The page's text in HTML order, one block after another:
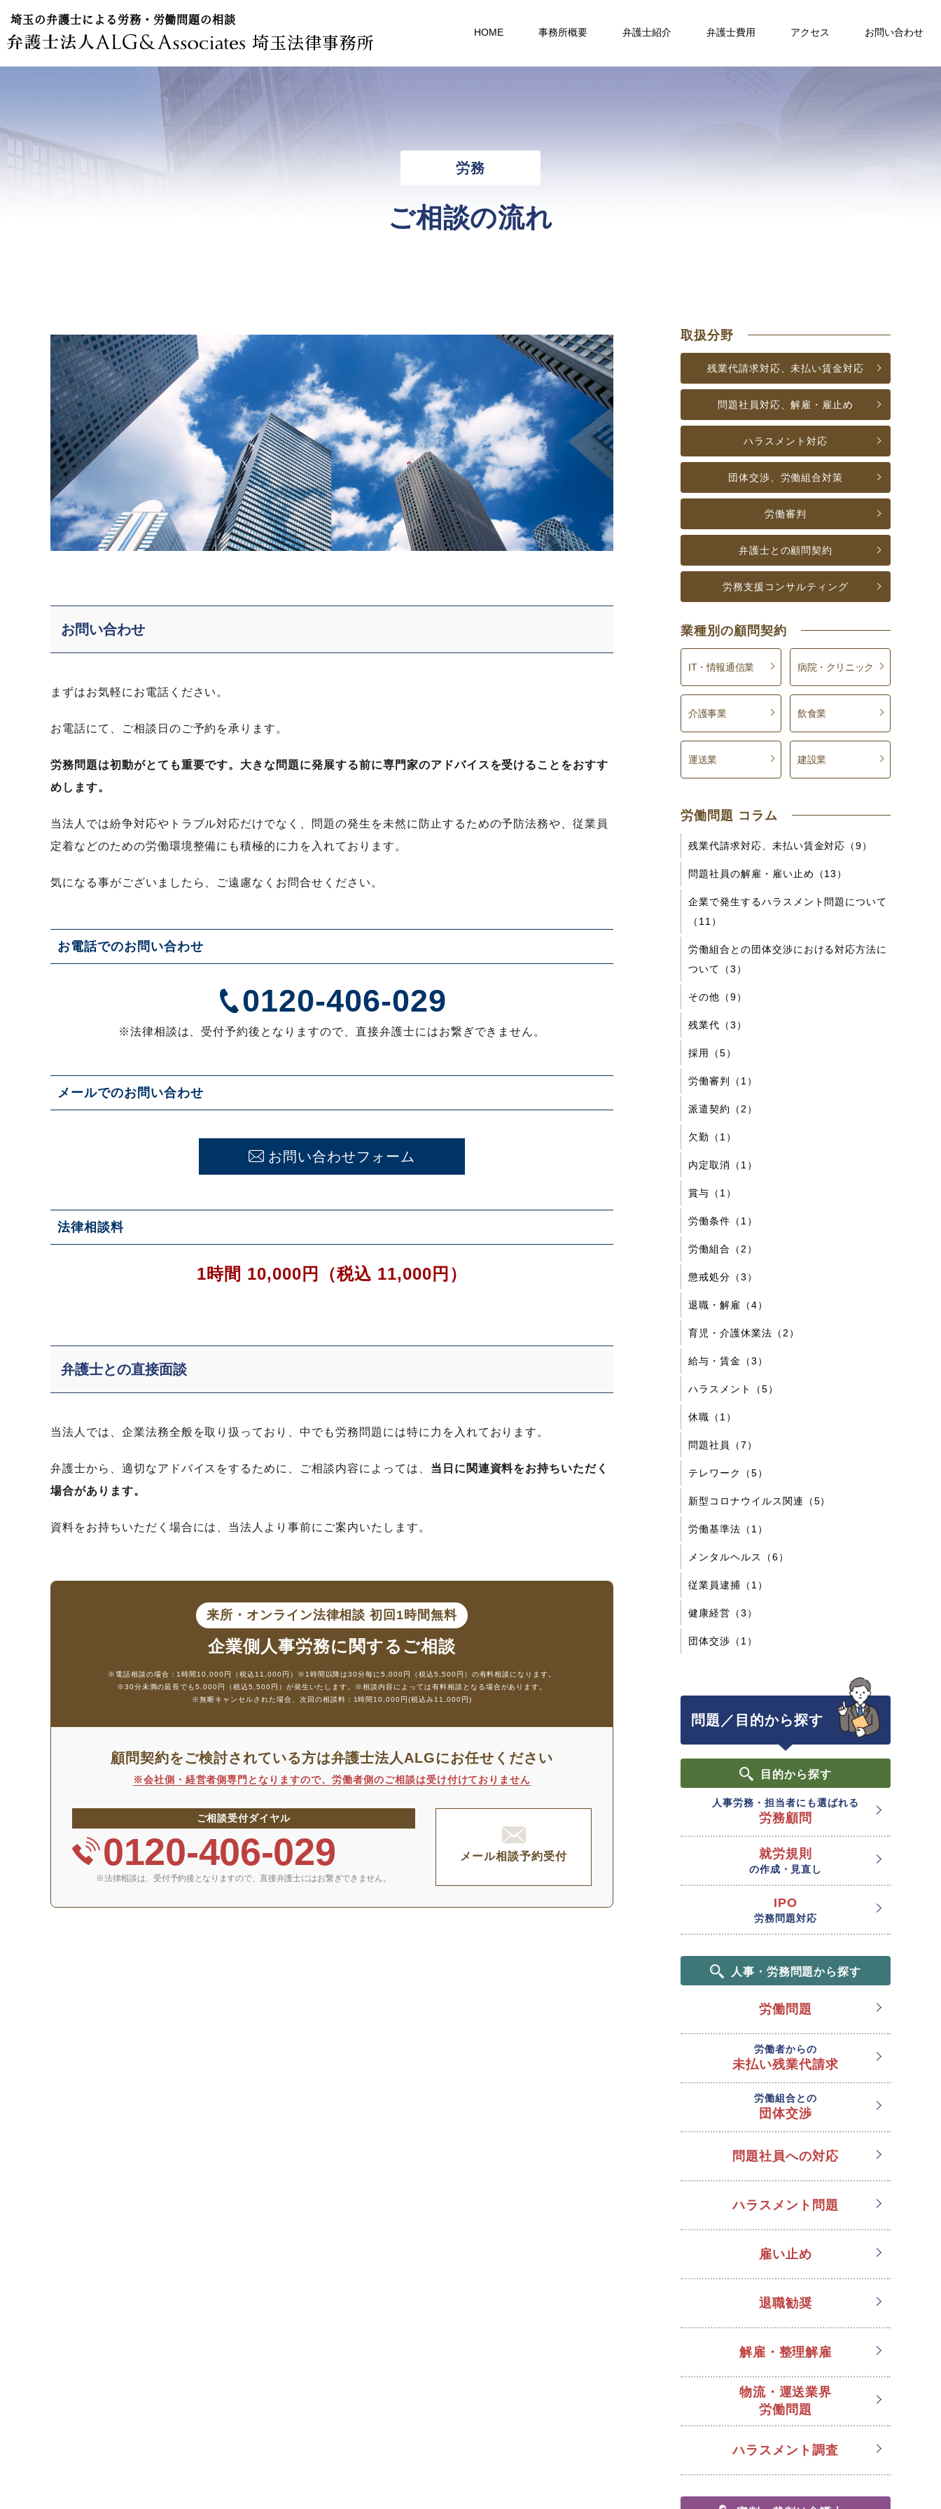
埼玉の弁護士による労務・労働問題の相談
埼玉法律事務所 HOME 事務所概要 弁護士紹介 弁護士費用 アクセス お問い合わせ
労務
ご相談の流れ
お問い合わせ
まずはお気軽にお電話ください。
お電話にて、ご相談日のご予約を承ります。
労務問題は初動がとても重要です。大きな問題に発展する前に専門家のアドバイスを受けることをおすす
めします。
当法人では紛争対応やトラブル対応だけでなく、問題の発生を未然に防止するための予防法務や、従業員
定着などのための労働環境整備にも積極的に力を入れております。
気になる事がございましたら、ご遠慮なくお問合せください。
お電話でのお問い合わせ
0120-406-029
※法律相談は、受付予約後となりますので、直接弁護士にはお繋ぎできません。
メールでのお問い合わせ
お問い合わせフォーム
法律相談料
1時間 10,000円（税込 11,000円）
弁護士との直接面談
当法人では、企業法務全般を取り扱っており、中でも労務問題には特に力を入れております。
弁護士から、適切なアドバイスをするために、ご相談内容によっては、 当日に関連資料をお持ちいただく
場合があります。
資料をお持ちいただく場合には、当法人より事前にご案内いたします。
来所・オンライン法律相談初回1時間無料
企業側人事労務に 関するご相談
※電話相談の場合：1時間10,000円（税込11,000円）
※1時間以降は30分毎に5,000円（税込5,500円）の有料相談になります。
※30分未満の延長でも5,000円（税込5,500円）が発生いたします。 ※相談内容によっては有料相談となる場合があります。
※無断キャンセルされた場合、次回の相談料：1時間10,000円(税込み11,000円)
顧問契約をご検討されている方は弁護士法人ALGにお任せください
※会社側・経営者側専門となりますので、 労働者側のご相談は受け付けておりません
ご相談受付ダイヤル
0120-406-029
※法律相談は、受付予約後となりますので、直接弁護士にはお繋ぎできません。
メール相談予約受付
取扱分野
残業代請求対応、未払い賃金対応
問題社員対応、解雇・雇止め
ハラスメント対応
団体交渉、 労働組合対策
労働審判
弁護士との顧問契約
労務支援 コンサルティング
業種別の顧問契約
IT・情報通信業 病院・クリニック
介護事業 飲食業
運送業 建設業
労働問題 コラム
残業代請求対応、未払い賃金対応（9）
問題社員の解雇・雇い止め（13）
企業で発生するハラスメント問題について
（11）
労働組合との団体交渉における対応方法に
ついて（3）
その他（9）
残業代（3）
採用（5）
労働審判（1）
派遣契約（2）
欠勤（1）
内定取消（1）
賞与（1）
労働条件（1）
労働組合（2）
懲戒処分（3）
退職・解雇（4）
育児・介護休業法（2）
給与・賃金（3）
ハラスメント（5）
休職（1）
問題社員（7）
テレワーク（5）
新型コロナウイルス関連（5）
労働基準法（1）
メンタルヘルス（6）
従業員逮捕（1）
健康経営（3）
団体交渉（1）
問題／目的から探す
目的から探す
人事労務・担当者にも選ばれる
労務顧問
就労規則
の作成・見直し
IPO
労務問題対応
人事・労務問題から探す
労働問題
労働者からの
未払い残業代請求
労働組合との
団体交渉
問題社員への対応
ハラスメント問題
雇い止め
退職勧奨
解雇・整理解雇
物流・運送業界
労働問題
ハラスメント調査